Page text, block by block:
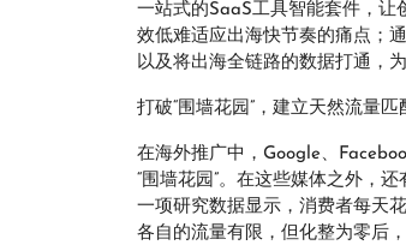
一站式的SaaS工具智能套件，让
效低难适应出海快节奏的痛点；
以及将出海全链路的数据打通，
打破“围墙花园”，建立天然流量匹
在海外推广中，Google、
“围墙花园”。在这些媒体之外，
一项研究数据显示，消费者每天
各自的流量有限，但化整为零后